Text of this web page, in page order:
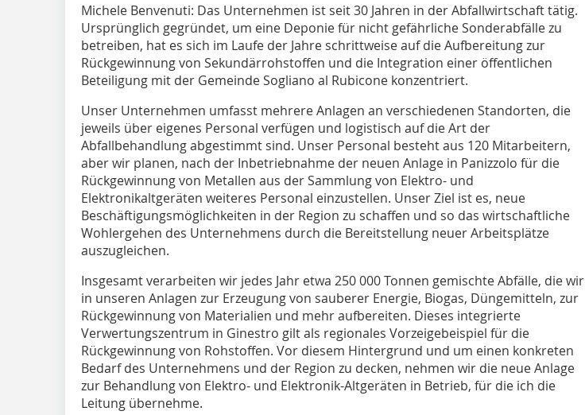
Michele Benvenuti: Das Unternehmen ist seit 30 Jahren in der Abfallwirtschaft tätig.
Ursprünglich gegründet, um eine Deponie für nicht gefährliche Sonderabfälle zu
betreiben, hat es sich im Laufe der Jahre schrittweise auf die Aufbereitung zur
Rückgewinnung von Sekundärrohstoffen und die Integration einer öffentlichen
Beteiligung mit der Gemeinde Sogliano al Rubicone konzentriert.
Unser Unternehmen umfasst mehrere Anlagen an verschiedenen Standorten, die
jeweils über eigenes Personal verfügen und logistisch auf die Art der
Abfallbehandlung abgestimmt sind. Unser Personal besteht aus 120 Mitarbeitern,
aber wir planen, nach der Inbetriebnahme der neuen Anlage in Panizzolo für die
Rückgewinnung von Metallen aus der Sammlung von Elektro- und
Elektronikaltgeräten weiteres Personal einzustellen. Unser Ziel ist es, neue
Beschäftigungsmöglichkeiten in der Region zu schaffen und so das wirtschaftliche
Wohlergehen des Unternehmens durch die Bereitstellung neuer Arbeitsplätze
auszugleichen.
Insgesamt verarbeiten wir jedes Jahr etwa 250 000 Tonnen gemischte Abfälle, die wir
in unseren Anlagen zur Erzeugung von sauberer Energie, Biogas, Düngemitteln, zur
Rückgewinnung von Materialien und mehr aufbereiten. Dieses integrierte
Verwertungszentrum in Ginestro gilt als regionales Vorzeigebeispiel für die
Rückgewinnung von Rohstoffen. Vor diesem Hintergrund und um einen konkreten
Bedarf des Unternehmens und der Region zu decken, nehmen wir die neue Anlage
zur Behandlung von Elektro- und Elektronik-Altgeräten in Betrieb, für die ich die
Leitung übernehme.